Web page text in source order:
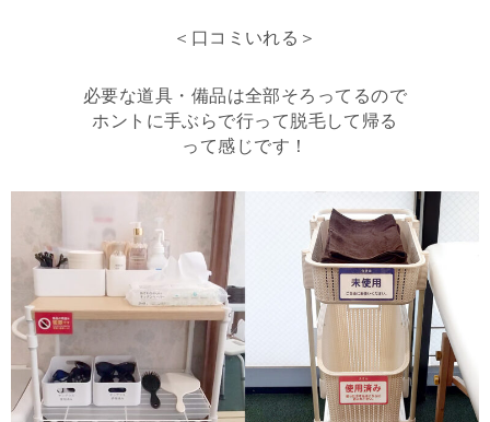
＜口コミいれる＞
必要な道具・備品は全部そろってるので
ホントに手ぶらで行って脱毛して帰る
って感じです！